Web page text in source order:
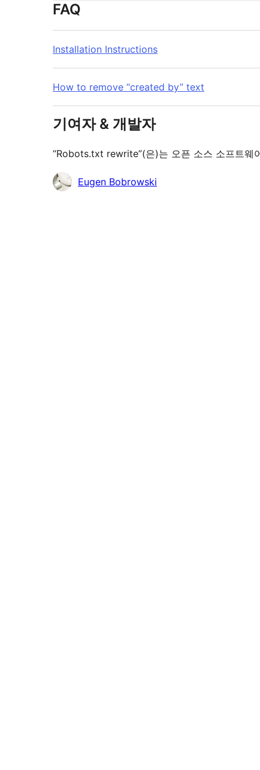
FAQ
Installation Instructions
How to remove “created by” text
기여자 & 개발자
“Robots.txt rewrite”(은)는 오픈 소스 소프트웨
기
Eugen Bobrowski